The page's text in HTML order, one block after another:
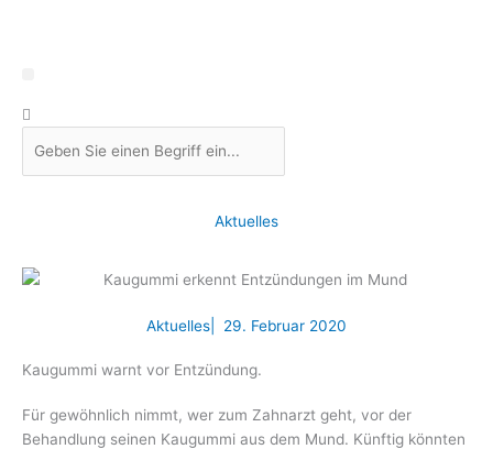
Suche
Aktuelles
Aktuelles 29. Februar 2020
Kaugummi warnt vor Entzündung.
Für gewöhnlich nimmt, wer zum Zahnarzt geht, vor der
Behandlung seinen Kaugummi aus dem Mund. Künftig könnten